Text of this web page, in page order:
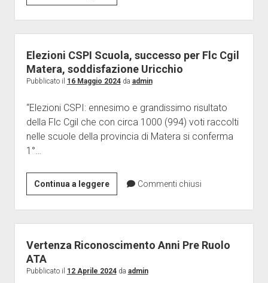
CIVILE
(6
PUNTI)
provvisorie
e
Utilizzazioni
2024/25
–
Consulenza
Elezioni CSPI Scuola, successo per Flc Cgil
Matera, soddisfazione Uricchio
Pubblicato il 16 Maggio 2024da admin
“Elezioni CSPI: ennesimo e grandissimo risultato
della Flc Cgil che con circa 1000 (994) voti raccolti
nelle scuole della provincia di Matera si conferma
1°…
Continua a leggereElezioni
CSPI
Scuola,
successo
per
Cgil
Commenti chiusi
Vertenza Riconoscimento Anni Pre Ruolo
ATA
Pubblicato il 12 Aprile 2024da admin